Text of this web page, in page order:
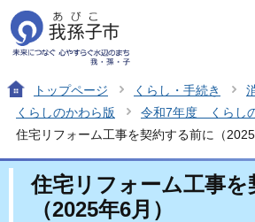
トップページ くらし・手続き
くらしのかわら版
令和7年度 くらし
住宅リフォーム工事を契約する前に（2025
住宅リフォーム工事を
（2025年6月）